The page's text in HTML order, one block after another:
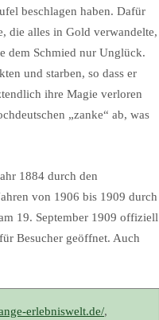
beschlagen haben. Dafür
die alles in Gold verwandelte,
dem Schmied nur Unglück.
und starben, so dass er
ihre Magie verloren
„zanke“ ab, was
1884 durch den
von 1906 bis 1909 durch
19. September 1909 offiziell
Besucher geöffnet. Auch
erlebniswelt.de/,